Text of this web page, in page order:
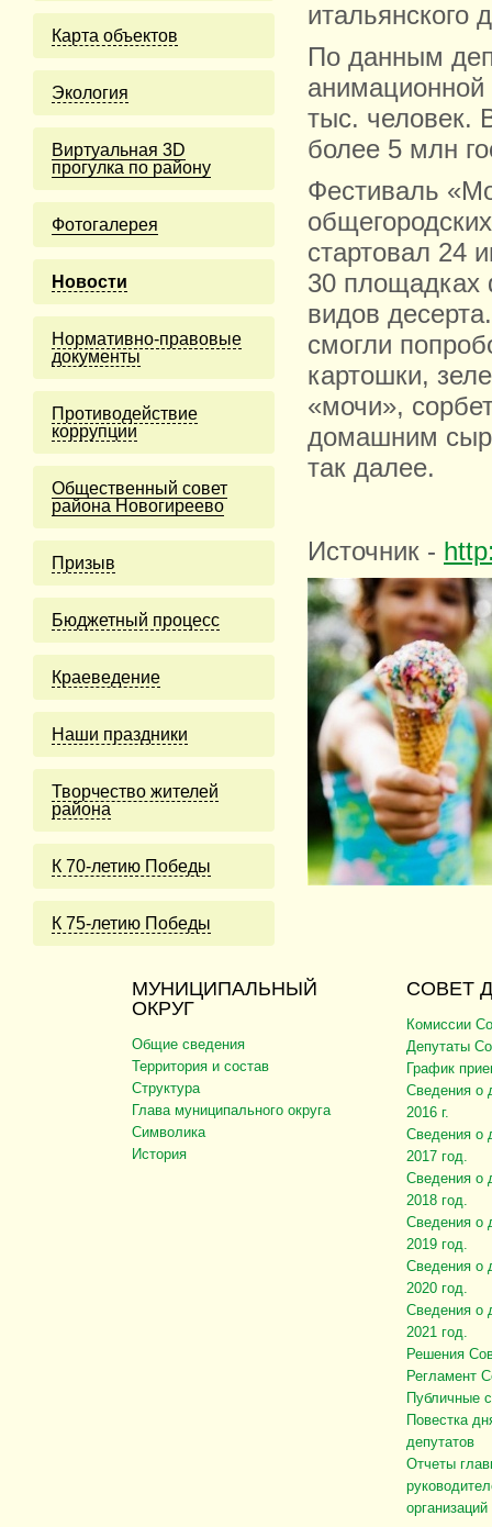
Карта объектов
Экология
Виртуальная 3D
прогулка по району
Фотогалерея
Новости
Нормативно-правовые
документы
Противодействие
коррупции
Общественный совет
района Новогиреево
Призыв
Бюджетный процесс
Краеведение
Наши праздники
Творчество жителей
района
К 70-летию Победы
К 75-летию Победы
итальянского
По данным
тыс. человек.
более 5 млн
Фестиваль
стартовал 24
30 площадках
видов
смогли
картошки,
«мочи»,
домашним
так далее.
Источник -
МУНИЦИПАЛЬНЫЙ
ОКРУГ
Общие сведения
Территория и состав
Структура
Глава муниципального округа
Символика
История
СОВЕТ
Комиссии
Депутаты
График
Сведения о
2016 г.
Сведения о
2017 год.
Сведения о
2018 год.
Сведения о
2019 год.
Сведения о
2020 год.
Сведения о
2021 год.
Решения
Регламент
Публичные
Повестка
депутатов
Отчеты
организаций